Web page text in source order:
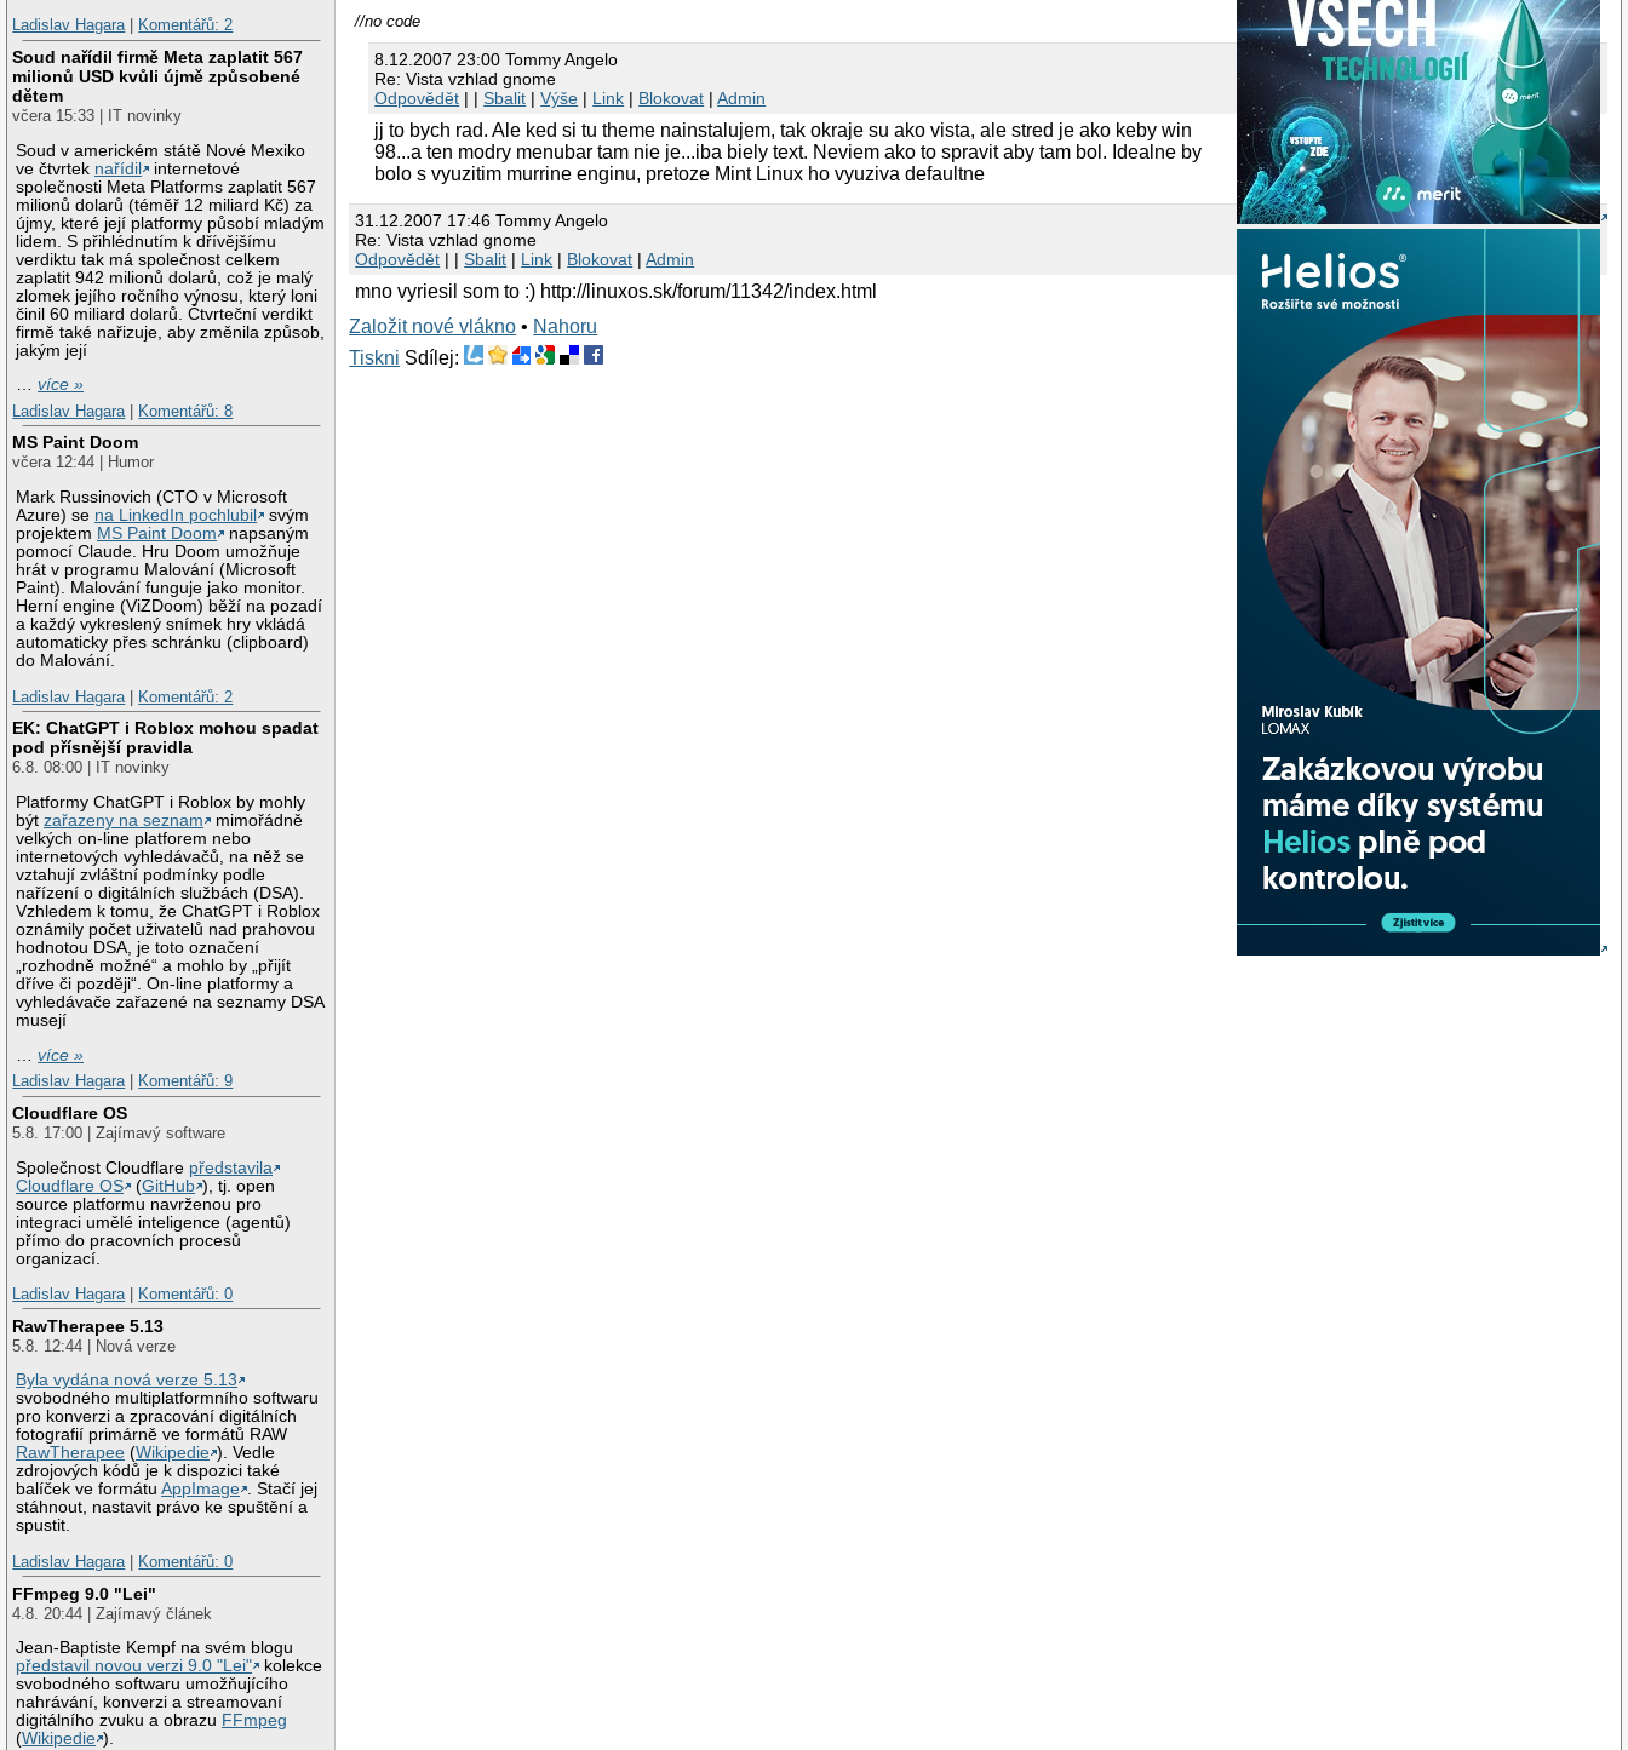
Ladislav Hagara| Komentářů: 2
Soud nařídil firmě Meta zaplatit 567
milionů USD kvůli újmě způsobené
dětem
včera 15:33 | IT novinky
Soud v americkém státě Nové Mexiko
ve čtvrtek nařídil
internetové
společnosti Meta Platforms zaplatit 567
milionů dolarů (téměř 12 miliard Kč) za
újmy, které její platformy působí mladým
lidem. S přihlédnutím k dřívějšímu
verdiktu tak má společnost celkem
zaplatit 942 milionů dolarů, což je malý
zlomek jejího ročního výnosu, který loni
činil 60 miliard dolarů. Čtvrteční verdikt
firmě také nařizuje, aby změnila způsob,
jakým její
…více »
Ladislav Hagara
Komentářů: 8
MS Paint Doom
včera 12:44 | Humor
Mark Russinovich (CTO v Microsoft
Azure) se na LinkedIn pochlubil
svým
projektem MS Paint Doom
napsaným
pomocí Claude. Hru Doom umožňuje
hrát v programu Malování (Microsoft
Paint). Malování funguje jako monitor.
Herní engine (ViZDoom) běží na pozadí
a každý vykreslený snímek hry vkládá
automaticky přes schránku (clipboard)
do Malování.
Ladislav Hagara
Komentářů: 2
EK: ChatGPT i Roblox mohou spadat
pod přísnější pravidla
6.8. 08:00 | IT novinky
Platformy ChatGPT i Roblox by mohly
býtzařazeny na seznam
mimořádně
velkých on-line platforem nebo
internetových vyhledávačů, na něž se
vztahují zvláštní podmínky podle
nařízení o digitálních službách (DSA).
Vzhledem k tomu, že ChatGPT i Roblox
oznámily počet uživatelů nad prahovou
hodnotou DSA, je toto označení
„rozhodně možné“ a mohlo by „přijít
dříve či později“. On-line platformy a
vyhledávače zařazené na seznamy DSA
musejí
…více »
Ladislav Hagara| Komentářů: 9
Cloudflare OS
5.8. 17:00 | Zajímavý software
Společnost Cloudflare představila
Cloudflare OS
(GitHub ), tj. open
source platformu navrženou pro
integraci umělé inteligence (agentů)
přímo do pracovních procesů
organizací.
Ladislav Hagara| Komentářů: 0
RawTherapee 5.13
5.8. 12:44 | Nová verze
Byla vydána nová verze 5.13
svobodného multiplatformního softwaru
pro konverzi a zpracování digitálních
fotografií primárně ve formátů RAW
RawTherapee (Wikipedie ). Vedle
zdrojových kódů je k dispozici také
balíček ve formátuAppImage . Stačí jej
stáhnout, nastavit právo ke spuštění a
spustit.
Ladislav Hagara| Komentářů: 0
FFmpeg 9.0 "Lei"
4.8. 20:44 | Zajímavý článek
Jean-Baptiste Kempf na svém blogu
představil novou verzi 9.0 "Lei"
kolekce
svobodného softwaru umožňujícího
nahrávání, konverzi a streamovaní
digitálního zvuku a obrazu FFmpeg
(Wikipedie ).
//no code
8.12.2007 23:00 Tommy Angelo
Re: Vista vzhlad gnome
Odpovědět | |Sbalit |Výše | Link | Blokovat |Admin
jj to bych rad. Ale ked si tu theme nainstalujem, tak okraje su ako vista, ale stred je ako keby win
98...a ten modry menubar tam nie je...iba biely text. Neviem ako to spravit aby tam bol. Idealne by
bolo s vyuzitim murrine enginu, pretoze Mint Linux ho vyuziva defaultne
31.12.2007 17:46 Tommy Angelo
Re: Vista vzhlad gnome
Odpovědět | |Sbalit | Link | Blokovat |Admin
mno vyriesil som to :) http://linuxos.sk/forum/11342/index.html
Založit nové vlákno • Nahoru
Tiskni Sdílej: